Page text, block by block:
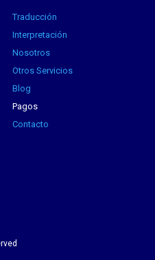
Traducción
Interpretación
Nosotros
Otros Servicios
Blog
Pagos
Contacto